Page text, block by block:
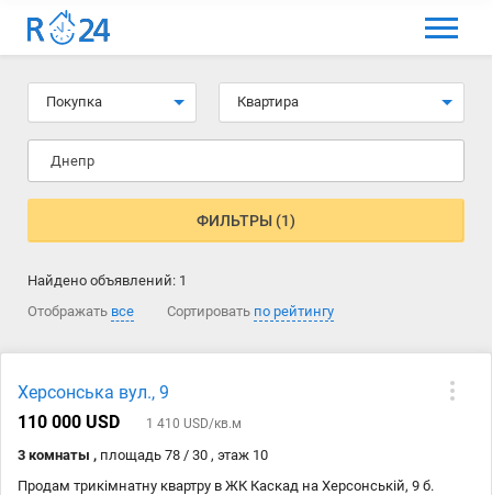
МЕНЮ
Выбрать язык
Избранные объявления
Комментарии к объявления
Как добавить объявление
Покупка Квартира
Днепр
ФИЛЬТРЫ (1)
Найдено объявлений: 1
Отображать все Сортировать по рейтингу
Херсонська вул., 9
110 000 USD
1 410 USD/кв.м
3 комнаты , площадь 78 / 30 , этаж 10
Продам трикімнатну квартру в ЖК Каскад на Херсонській, 9 б.